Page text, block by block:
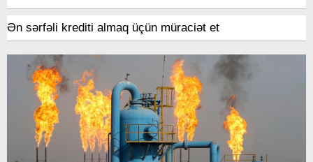
Ən sərfəli krediti almaq üçün müraciət et